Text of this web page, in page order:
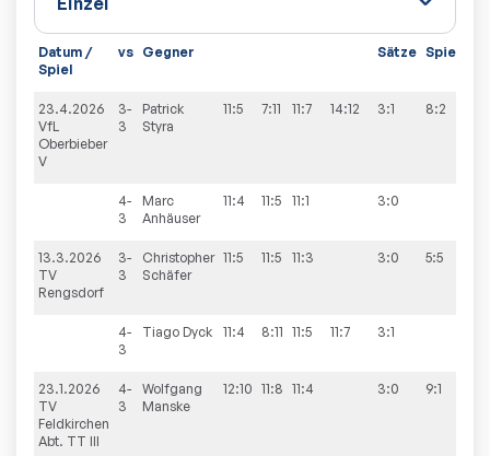
Datum /
Spiel
vs Gegner Sätze Spiele
23.4.2026
VfL
Oberbieber
V
3-
3
Patrick
Styra
11:5 7:11 11:7 14:12 3:1 8:2
4-
3
Marc
Anhäuser
11:4 11:5 11:1 3:0
13.3.2026
TV
Rengsdorf
3-
3
Christopher
Schäfer
11:5 11:5 11:3 3:0 5:5
4-
3
Tiago Dyck 11:4 8:11 11:5 11:7 3:1
23.1.2026
TV
Feldkirchen
Abt. TT III
4-
3
Wolfgang
Manske
12:10 11:8 11:4 3:0 9:1